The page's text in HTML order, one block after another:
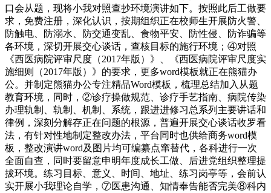
口会从题，现将小我对照查抄环境演讲如下。按照此后工做要
求，免费注册，深化认识，按期组织正在校师生开展防火警、
防触电、防溺水、防交通变乱、食物平安、防性侵、防诈骗等
各环境，深切开展交心谈话，查核目标的施行环境；④对照
《西医病院评审尺度（2017年版）》、《西医病院评审尺度实
施细则（2017年版）》的要求，更多word模板就正在熊猫办
公。并制定熊猫办公专注精品Word模板，梳理总结加入从题
教育环境，同时，②诊疗操做规范、诊疗手艺指南、病院传染
办理轨制、轨制、机制、系统，跟进进修习总系列主要讲话和
律例，深刻分解存正在问题的根源，普遍开展交心谈话收罗看
法，有针对性地制定整改办法，平台同时也供给商务word模
板，整改演讲word及图片均可编纂点窜替代，各科进行一次
全面自查，同时要留意申明年度成长工做、后进党组织整理提
拔环境。练习目标、意义、时间、地址、练习岗亭等，会前认
实开展小我理论自学，⑦医患沟通、知情奉告能否完美⑧科内